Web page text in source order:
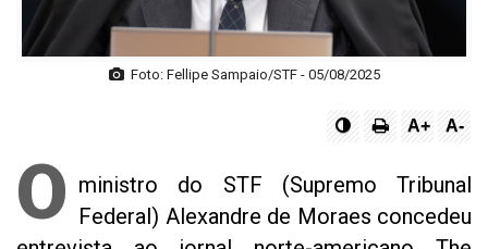
Foto: Fellipe Sampaio/STF - 05/08/2025
A+ A-
O ministro do STF (Supremo Tribunal
Federal) Alexandre de Moraes concedeu